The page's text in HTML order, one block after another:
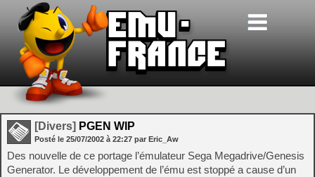
[Divers] PGEN WIP
Posté le 25/07/2002 à 22:27 par Eric_Aw
Des nouvelle de ce portage l’émulateur Sega Megadrive/Genesis
Generator. Le développement de l’ému est stoppé a cause d’un